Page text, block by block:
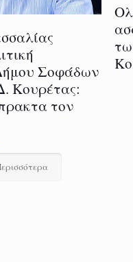
Σοφάδων
Κουρέτας:
τον